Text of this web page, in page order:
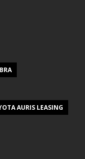
AURIS LEASING